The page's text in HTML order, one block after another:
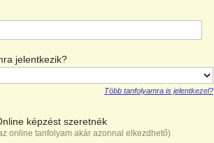
jelentkezik?
Több tanfolyamra is jelentkezel?
képzést szeretnék
online tanfolyam akár azonnal elkezdhető)